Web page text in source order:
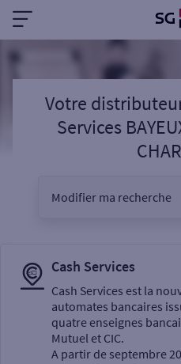
Votre
Services
Modifier ma recherche
Sélectionnez votre
Cash Services
Cash Services est la
automates bancaires
quatre enseignes
Mutuel et CIC.
A partir de septembre